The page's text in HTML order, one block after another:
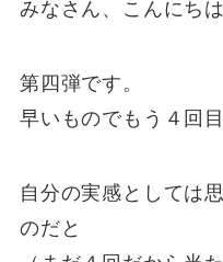
みなさん、こんにちは
第四弾です。
早いものでもう４回目
自分の実感としては
のだと